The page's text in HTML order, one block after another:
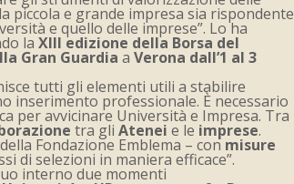
piccola e grande impresa sia rispondente
e quello delle imprese”. Lo ha
la XIII edizione della Borsa del
Gran Guardia a Verona dall’1 al 3
tutti gli elementi utili a stabilire
inserimento professionale. È necessario
per avvicinare Università e Impresa. Tra
tra gli Atenei e le imprese.
Fondazione Emblema – con misure
di selezioni in maniera efficace”.
interno due momenti